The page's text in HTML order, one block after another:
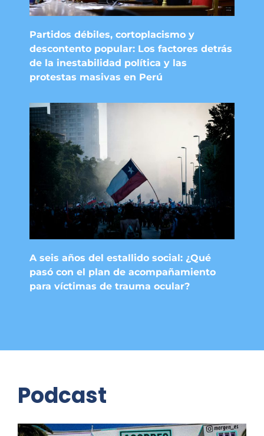
Partidos débiles, cortoplacismo y
descontento popular: Los factores detrás
de la inestabilidad política y las
protestas masivas en Perú
A seis años del estallido social: ¿Qué
pasó con el plan de acompañamiento
para víctimas de trauma ocular?
Podcast